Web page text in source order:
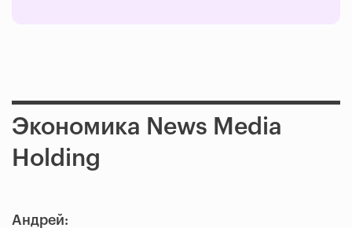
Экономика News Media
Holding
Андрей: